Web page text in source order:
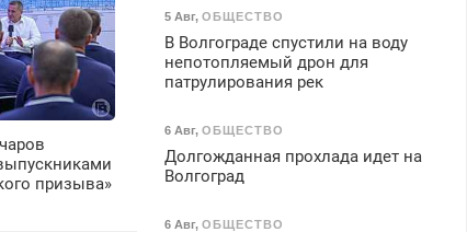
призыва»
5 Авг, ОБЩЕСТВО
В Волгограде спустили на воду
непотопляемый дрон для
патрулирования рек
6 Авг, ОБЩЕСТВО
Долгожданная прохлада идет на
Волгоград
6 Авг, ОБЩЕСТВО